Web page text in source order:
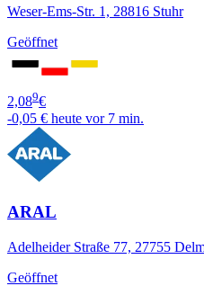
Weser-Ems-Str. 1, 28816 Stuhr
Geöffnet
2,089€
-0,05 € heute vor 7 min.
ARAL
Adelheider Straße 77, 27755
Geöffnet